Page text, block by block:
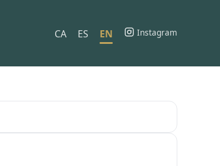
CA ES EN Instagram